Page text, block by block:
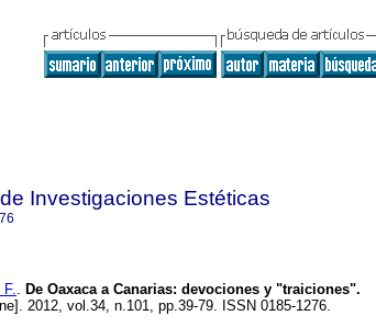
Investigaciones Estéticas
F.. De Oaxaca a Canarias: devociones y "traiciones".
2012, vol.34, n.101, pp.39-79. ISSN 0185-1276.